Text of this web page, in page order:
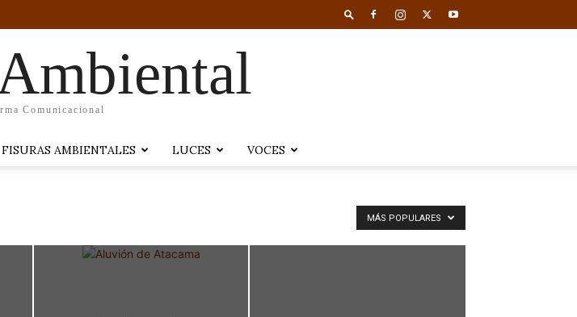
Comunicacional
FISURAS AMBIENTALES LUCES VOCES
MÁS POPULARES